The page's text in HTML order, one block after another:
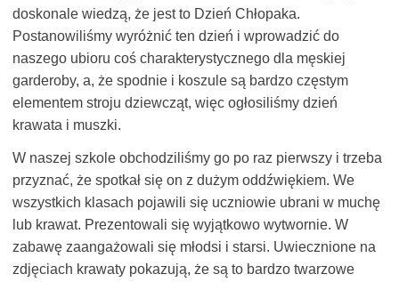
doskonale wiedzą, że jest to Dzień Chłopaka.
Postanowiliśmy wyróżnić ten dzień i wprowadzić do
naszego ubioru coś charakterystycznego dla męskiej
garderoby, a, że spodnie i koszule są bardzo częstym
elementem stroju dziewcząt, więc ogłosiliśmy dzień
krawata i muszki.
W naszej szkole obchodziliśmy go po raz pierwszy i trzeba
przyznać, że spotkał się on z dużym oddźwiękiem. We
wszystkich klasach pojawili się uczniowie ubrani w muchę
lub krawat. Prezentowali się wyjątkowo wytwornie. W
zabawę zaangażowali się młodsi i starsi. Uwiecznione na
zdjęciach krawaty pokazują, że są to bardzo twarzowe